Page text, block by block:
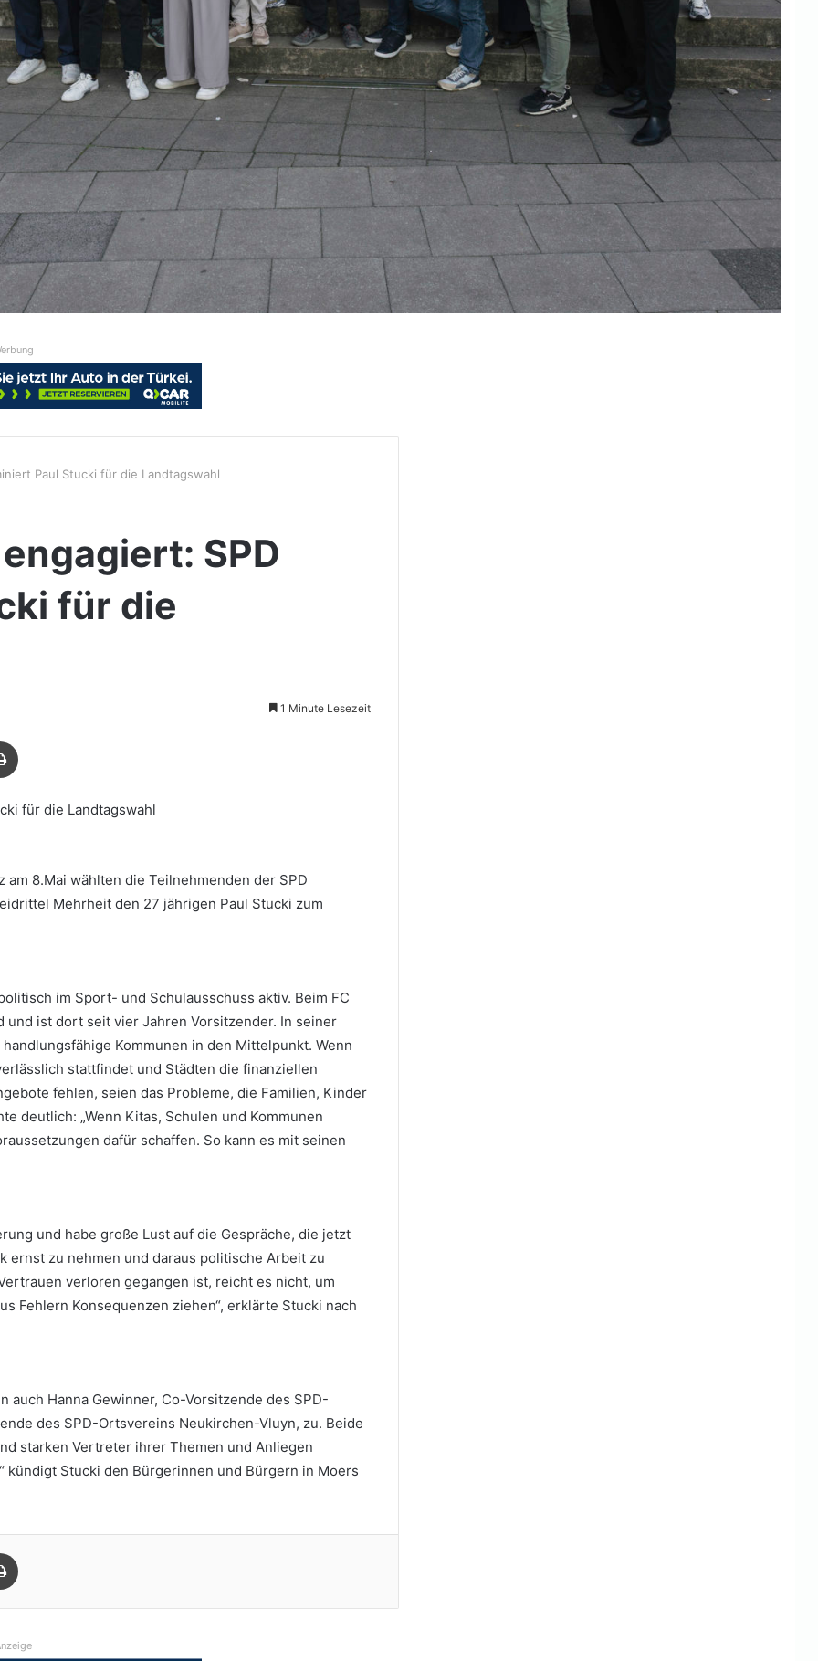
Paul Stucki für die Landtagswahl
SPD
für die
1 Minute Lesezeit
für die Landtagswahl
8.Mai wählten die Teilnehmenden der SPD
Mehrheit den 27 jährigen Paul Stucki zum
im Sport- und Schulausschuss aktiv. Beim FC
ist dort seit vier Jahren Vorsitzender. In seiner
Kommunen in den Mittelpunkt. Wenn
stattfindet und Städten die finanziellen
fehlen, seien das Probleme, die Familien, Kinder
deutlich: „Wenn Kitas, Schulen und Kommunen
dafür schaffen. So kann es mit seinen
und habe große Lust auf die Gespräche, die jetzt
ernst zu nehmen und daraus politische Arbeit zu
verloren gegangen ist, reicht es nicht, um
Fehlern Konsequenzen ziehen“, erklärte Stucki nach
Hanna Gewinner, Co-Vorsitzende des SPD-
des SPD-Ortsvereins Neukirchen-Vluyn, zu. Beide
starken Vertreter ihrer Themen und Anliegen
kündigt Stucki den Bürgerinnen und Bürgern in Moers